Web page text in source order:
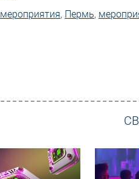
мероприятия, Пермь,